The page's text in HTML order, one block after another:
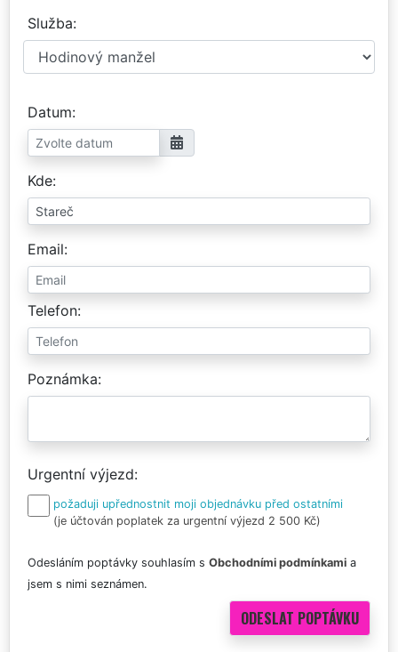
Služba
Datum
Kde
Email
Telefon
Poznámka
Urgentní výjezd
požaduji upřednostnit moji objednávku před ostatními
(je účtován poplatek za urgentní výjezd 2 500 Kč)
Odesláním poptávky souhlasím s Obchodními podmínkami a
jsem s nimi seznámen.